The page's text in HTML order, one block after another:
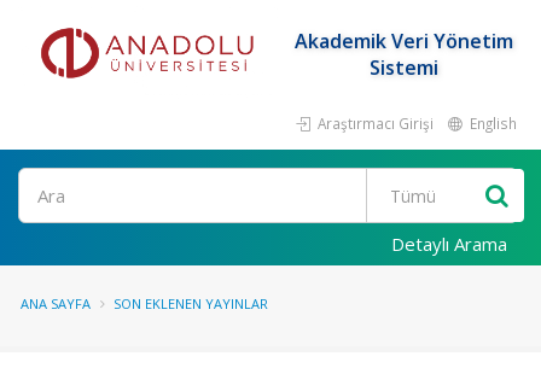
Akademik Veri Yönetim
Sistemi
Araştırmacı Girişi English
Ara
Detaylı Arama
ANA SAYFA SON EKLENEN YAYINLAR